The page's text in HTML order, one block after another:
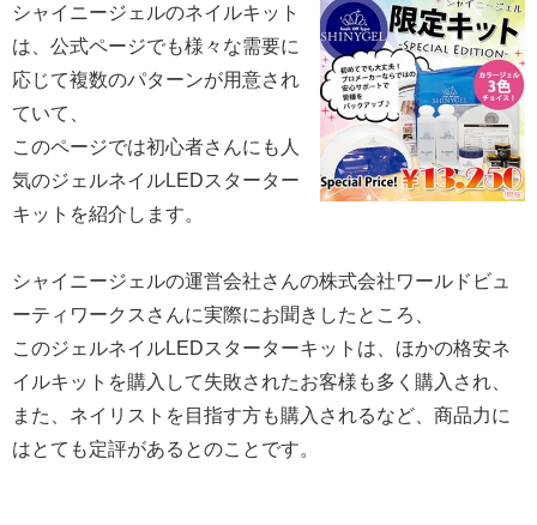
シャイニージェルのネイルキット
は、公式ページでも様々な需要に
応じて複数のパターンが用意され
ていて、
このページでは初心者さんにも人
気のジェルネイルLEDスターター
キットを紹介します。
シャイニージェルの運営会社さんの株式会社ワールドビュ
ーティワークスさんに実際にお聞きしたところ、
このジェルネイルLEDスターターキットは、ほかの格安ネ
イルキットを購入して失敗されたお客様も多く購入され、
また、ネイリストを目指す方も購入されるなど、商品力に
はとても定評があるとのことです。